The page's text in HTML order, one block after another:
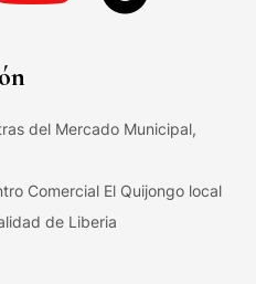
del Mercado Municipal,
Comercial El Quijongo local
de Liberia